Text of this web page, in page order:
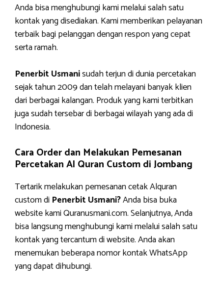
Anda bisa menghubungi kami melalui salah satu
kontak yang disediakan. Kami memberikan pelayanan
terbaik bagi pelanggan dengan respon yang cepat
serta ramah.
Penerbit Usmanisudah terjun di dunia percetakan
sejak tahun 2009 dan telah melayani banyak klien
dari berbagai kalangan. Produk yang kami terbitkan
juga sudah tersebar di berbagai wilayah yang ada di
Indonesia.
Cara Order dan Melakukan Pemesanan
Percetakan Al Quran Custom di Jombang
Tertarik melakukan pemesanan cetak Alquran
custom di Penerbit Usmani?Anda bisa buka
website kami Quranusmani.com. Selanjutnya, Anda
bisa langsung menghubungi kami melalui salah satu
kontak yang tercantum di website. Anda akan
menemukan beberapa nomor kontak WhatsApp
yang dapat dihubungi.